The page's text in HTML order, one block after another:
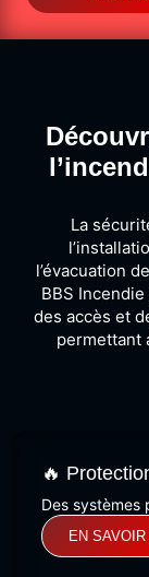
La
l’évacuation
BBS
des accès et
permettant
🔥
Des systèmes
EN